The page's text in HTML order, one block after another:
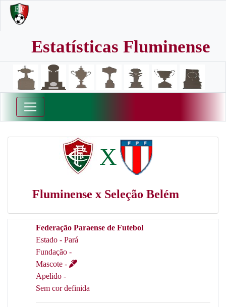
Estatísticas Fluminense
X
Fluminense x Seleção Belém
Federação Paraense de Futebol
Estado - Pará
Fundação -
Mascote -
Apelido -
Sem cor definida